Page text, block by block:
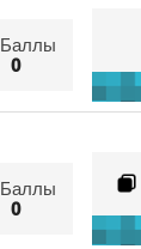
Баллы
0
Баллы
0